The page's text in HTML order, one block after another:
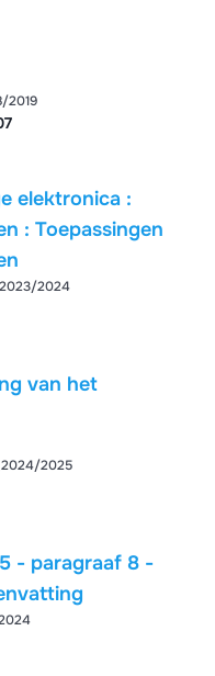
2019
elektronica :
: Toepassingen
2023/2024
van het
2024/2025
- paragraaf 8 -